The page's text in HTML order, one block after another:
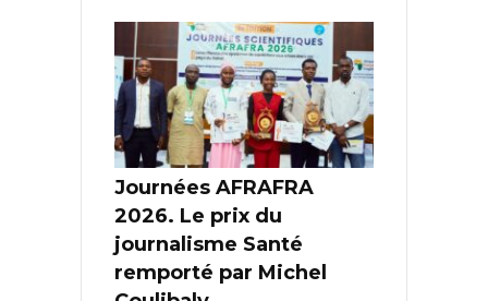
Journées AFRAFRA
2026. Le prix du
journalisme Santé
remporté par Michel